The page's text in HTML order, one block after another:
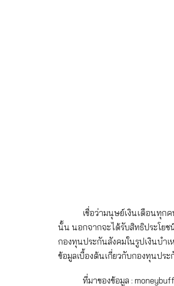
เชื่อว่ามนุษย์เงิน